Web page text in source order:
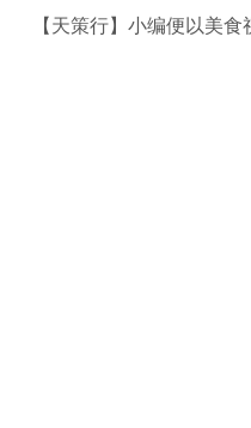
【天策行】小编便以美